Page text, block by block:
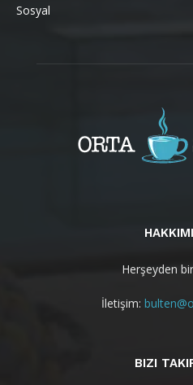
Sosyal
Herşeyden
İletişim:
BIZI